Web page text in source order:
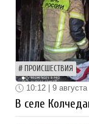
ПРОИСШЕСТВИЯ
10:12 | 9 августа
В селе